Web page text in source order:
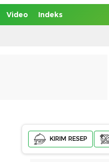
Video Indeks
KIRIM RESEP